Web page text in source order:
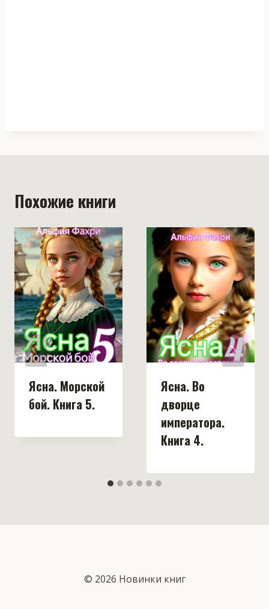
Похожие книги
Ясна. Морской
бой. Книга 5.
Ясна. Во
дворце
императора.
Книга 4.
© 2026 Новинки книг